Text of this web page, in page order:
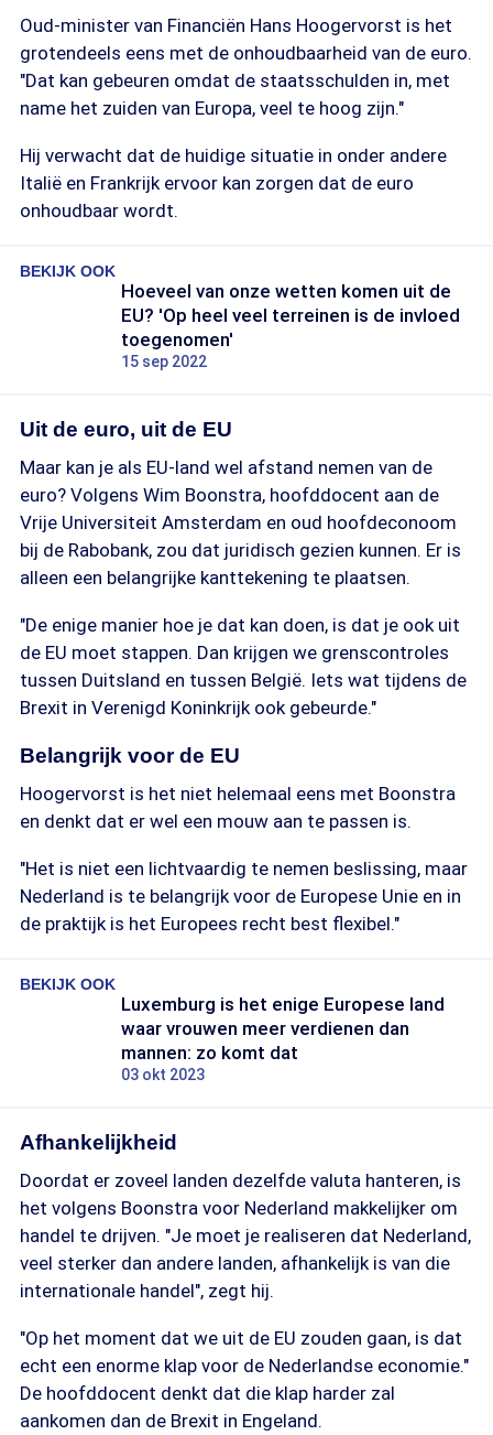
Oud-minister van Financiën Hans Hoogervorst is het
grotendeels eens met de onhoudbaarheid van de euro.
"Dat kan gebeuren omdat de staatsschulden in, met
name het zuiden van Europa, veel te hoog zijn."
Hij verwacht dat de huidige situatie in onder andere
Italië en Frankrijk ervoor kan zorgen dat de euro
onhoudbaar wordt.
BEKIJK OOK
Hoeveel van onze wetten komen uit de
EU? 'Op heel veel terreinen is de invloed
toegenomen'
15 sep 2022
Uit de euro, uit de EU
Maar kan je als EU-land wel afstand nemen van de
euro? Volgens Wim Boonstra, hoofddocent aan de
Vrije Universiteit Amsterdam en oud hoofdeconoom
bij de Rabobank, zou dat juridisch gezien kunnen. Er is
alleen een belangrijke kanttekening te plaatsen.
"De enige manier hoe je dat kan doen, is dat je ook uit
de EU moet stappen. Dan krijgen we grenscontroles
tussen Duitsland en tussen België. Iets wat tijdens de
Brexit in Verenigd Koninkrijk ook gebeurde."
Belangrijk voor de EU
Hoogervorst is het niet helemaal eens met Boonstra
en denkt dat er wel een mouw aan te passen is.
"Het is niet een lichtvaardig te nemen beslissing, maar
Nederland is te belangrijk voor de Europese Unie en in
de praktijk is het Europees recht best flexibel."
BEKIJK OOK
Luxemburg is het enige Europese land
waar vrouwen meer verdienen dan
mannen: zo komt dat
03 okt 2023
Afhankelijkheid
Doordat er zoveel landen dezelfde valuta hanteren, is
het volgens Boonstra voor Nederland makkelijker om
handel te drijven. "Je moet je realiseren dat Nederland,
veel sterker dan andere landen, afhankelijk is van die
internationale handel", zegt hij.
"Op het moment dat we uit de EU zouden gaan, is dat
echt een enorme klap voor de Nederlandse economie."
De hoofddocent denkt dat die klap harder zal
aankomen dan de Brexit in Engeland.